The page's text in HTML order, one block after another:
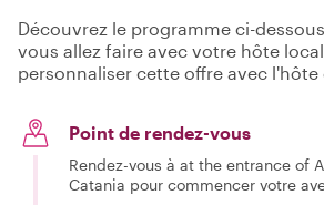
Découvrez le programme ci-
vous allez faire avec votre hôte
personnaliser cette offre avec l'hôte
Point de rendez-vous
Rendez-vous à at the entrance of
Catania pour commencer votre